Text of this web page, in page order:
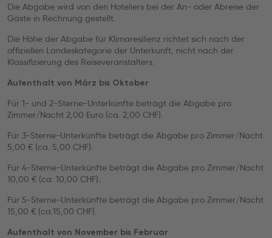
Die Abgabe wird von den Hoteliers bei der An- oder Abreise der
Gäste in Rechnung gestellt.
Die Höhe der Abgabe für Klimaresilienz richtet sich nach der
offiziellen Landeskategorie der Unterkunft, nicht nach der
Klassifizierung des Reiseveranstalters.
Aufenthalt von März bis Oktober
Für 1- und 2-Sterne-Unterkünfte beträgt die Abgabe pro
Zimmer/Nacht 2,00 Euro (ca. 2,00 CHF).
Für 3-Sterne-Unterkünfte beträgt die Abgabe pro Zimmer/Nacht
5,00 € (ca. 5,00 CHF).
Für 4-Sterne-Unterkünfte beträgt die Abgabe pro Zimmer/Nacht
10,00 € (ca. 10,00 CHF).
Für 5-Sterne-Unterkünfte beträgt die Abgabe pro Zimmer/Nacht
15,00 € (ca.15,00 CHF).
Aufenthalt von November bis Februar